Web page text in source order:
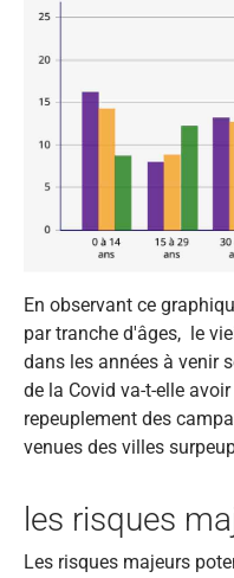
En observant ce
par tranche d'âges, le
dans les années à venir
de la Covid va-t-elle
repeuplement des
venues des villes
les risques
Les risques majeurs